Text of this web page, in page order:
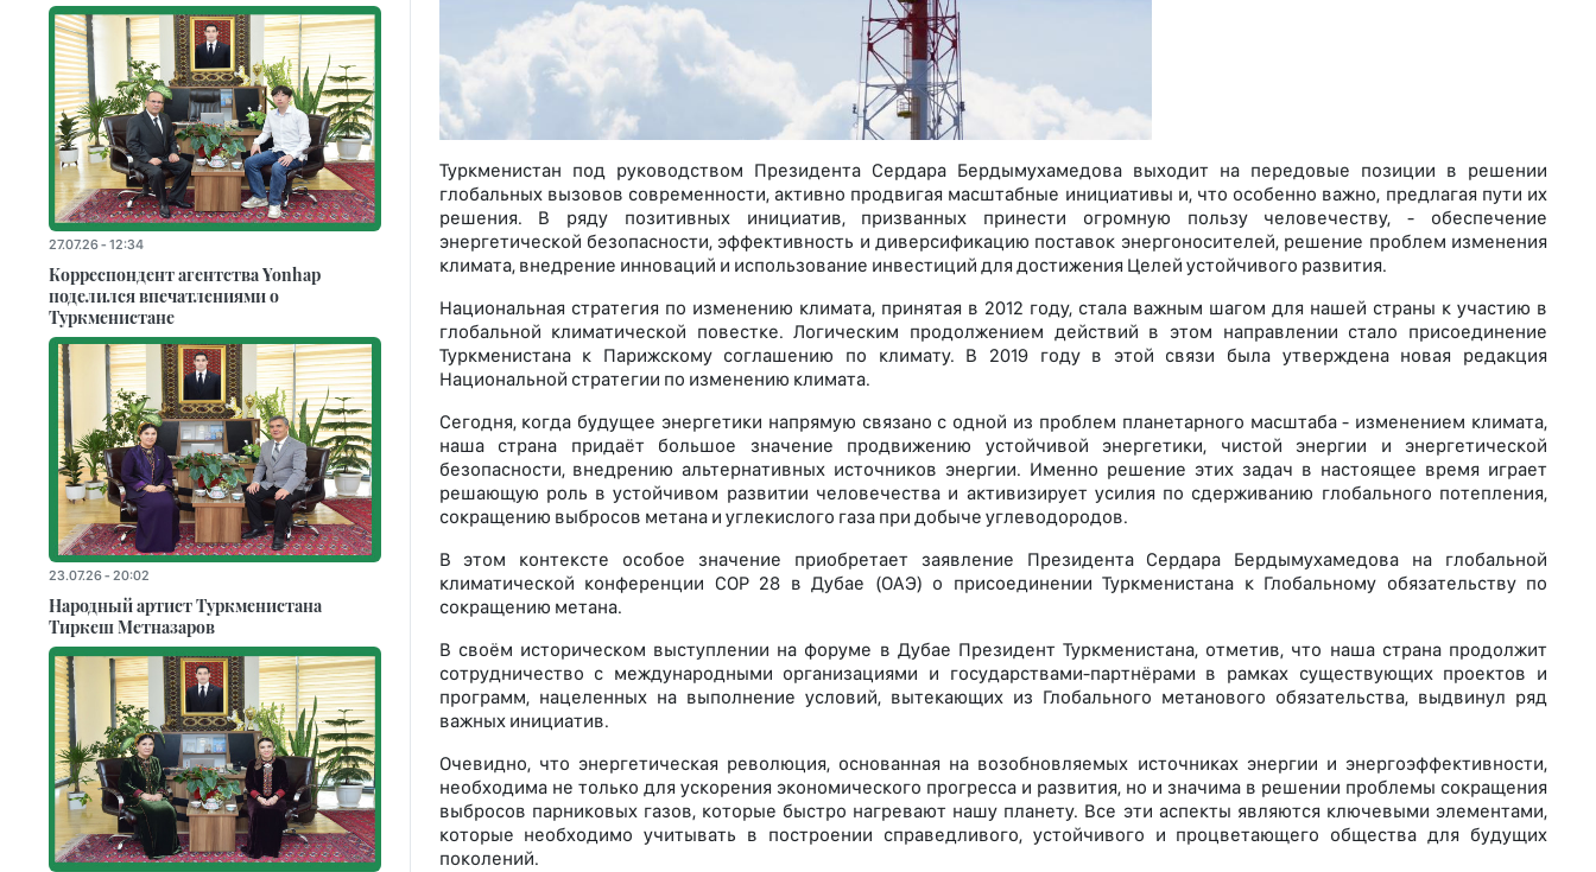
Туркменистан под руководством Президента Сердара Бердымухамедова выходит на передовые позиции в решении
глобальных вызовов современности, активно продвигая масштабные инициативы и, что особенно важно, предлагая пути их
решения. В ряду позитивных инициатив, призванных принести огромную пользу человечеству, - обеспечение
энергетической безопасности, эффективность и диверсификацию поставок энергоносителей, решение проблем изменения
климата, внедрение инноваций и использование инвестиций для достижения Целей устойчивого развития.
Национальная стратегия по изменению климата, принятая в 2012 году, стала важным шагом для нашей страны к участию в
глобальной климатической повестке. Логическим продолжением действий в этом направлении стало присоединение
Туркменистана к Парижскому соглашению по климату. В 2019 году в этой связи была утверждена новая редакция
Национальной стратегии по изменению климата.
Сегодня, когда будущее энергетики напрямую связано с одной из проблем планетарного масштаба - изменением климата,
наша страна придаёт большое значение продвижению устойчивой энергетики, чистой энергии и энергетической
безопасности, внедрению альтернативных источников энергии. Именно решение этих задач в настоящее время играет
решающую роль в устойчивом развитии человечества и активизирует усилия по сдерживанию глобального потепления,
сокращению выбросов метана и углекислого газа при добыче углеводородов.
В этом контексте особое значение приобретает заявление Президента Сердара Бердымухамедова на глобальной
климатической конференции COP 28 в Дубае (ОАЭ) о присоединении Туркменистана к Глобальному обязательству по
сокращению метана.
В своём историческом выступлении на форуме в Дубае Президент Туркменистана, отметив, что наша страна продолжит
сотрудничество с международными организациями и государствами-партнёрами в рамках существующих проектов и
программ, нацеленных на выполнение условий, вытекающих из Глобального метанового обязательства, выдвинул ряд
важных инициатив.
Очевидно, что энергетическая революция, основанная на возобновляемых источниках энергии и энергоэффективности,
необходима не только для ускорения экономического прогресса и развития, но и значима в решении проблемы сокращения
выбросов парниковых газов, которые быстро нагревают нашу планету. Все эти аспекты являются ключевыми элементами,
которые необходимо учитывать в построении справедливого, устойчивого и процветающего общества для будущих
поколений.
27.07.26 - 12:34
Корреспондент агентства Yonhap
поделился впечатлениями о
Туркменистане
23.07.26 - 20:02
Народный артист Туркменистана
Тиркеш Мeтназаров